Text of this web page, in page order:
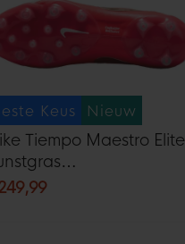
Keus Nieuw
Tiempo Maestro Elite
(AG) Wit